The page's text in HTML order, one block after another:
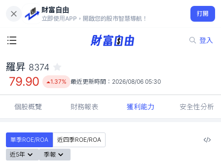
財富自由
立即使用APP，開啟您的股市智慧導航！
打開
登入
79.90
1.37%
羅昇 8374
79.90 1.37% 最近更新時間： 2026/08/06 05:30
個股概覽 財務報表 獲利能力 安全性分析
單季ROE/ROA
近四季ROE/ROA
近5年
季報